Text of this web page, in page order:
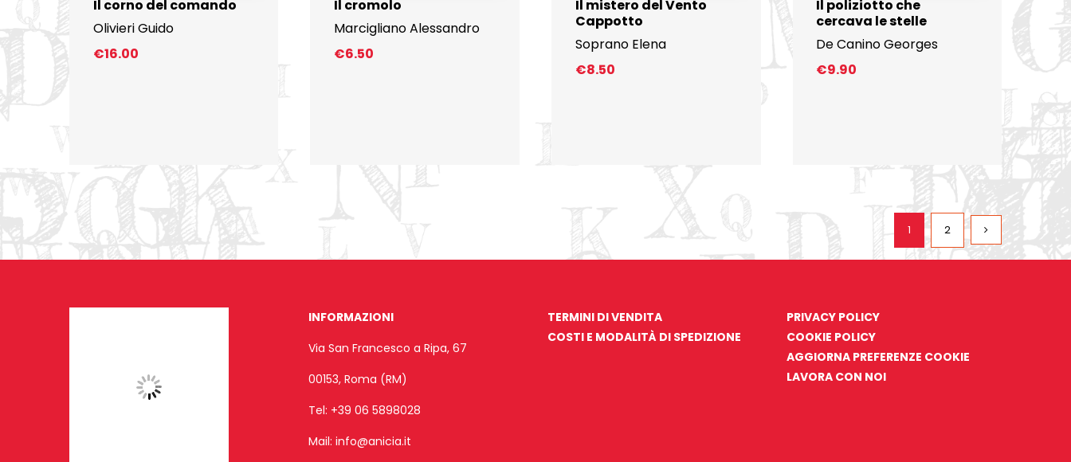
Il corno del comando
Olivieri Guido
€16.00
Il cromolo
Marcigliano Alessandro
€6.50
Il mistero del Vento
Cappotto
Soprano Elena
€8.50
Il poliziotto che
cercava le stelle
De Canino Georges
€9.90
1 2
INFORMAZIONI
Via San Francesco a Ripa, 67
00153, Roma (RM)
Tel: +39 06 5898028
Mail: info@anicia.it
TERMINI DI VENDITA
COSTI E MODALITÀ DI SPEDIZIONE
PRIVACY POLICY
COOKIE POLICY
AGGIORNA PREFERENZE COOKIE
LAVORA CON NOI